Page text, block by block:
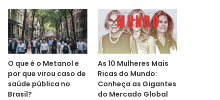
O que é o Metanol e
por que virou caso de
saúde pública no
Brasil?
As 10 Mulheres Mais
Ricas do Mundo:
Conheça as Gigantes
do Mercado Global